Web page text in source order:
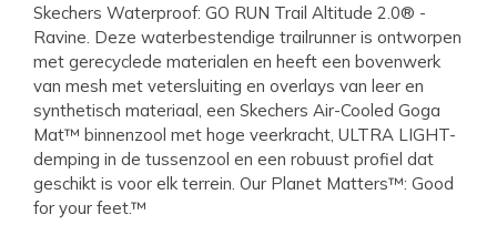
Skechers Waterproof: GO RUN Trail Altitude 2.0® -
Ravine. Deze waterbestendige trailrunner is ontworpen
met gerecyclede materialen en heeft een bovenwerk
van mesh met vetersluiting en overlays van leer en
synthetisch materiaal, een Skechers Air-Cooled Goga
Mat™ binnenzool met hoge veerkracht, ULTRA LIGHT-
demping in de tussenzool en een robuust profiel dat
geschikt is voor elk terrein. Our Planet Matters™: Good
for your feet.™